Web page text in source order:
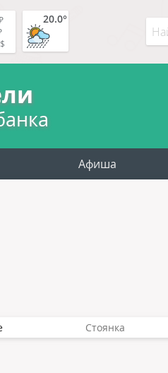
20.0°
Афиша
Стоянка